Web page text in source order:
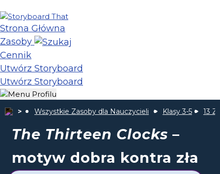
Strona Główna
Zasoby
Cennik
Utwórz Storyboard
Utwórz Storyboard
Wszystkie Zasoby dla Nauczycieli Klasy 3-5 13
The Thirteen Clocks –
motyw dobra kontra zła